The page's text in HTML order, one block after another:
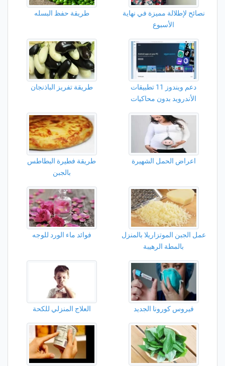
نصائح لإطلالة مميزة في نهاية
الأسبوع
طريقة حفظ البسله
دعم ويندوز 11 تطبيقات
الأندرويد بدون محاكيات
طريقة تفريز الباذنجان
اعراض الحمل الشهيرة
طريقة فطيرة البطاطس
بالجبن
عمل الجبن الموتزاريلا بالمنزل
بالمطة الرهيبة
فوائد ماء الورد للوجه
فيروس كورونا الجديد العلاج المنزلي للكحة